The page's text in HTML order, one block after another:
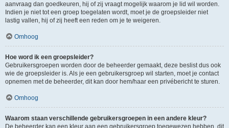
aanvraag dan goedkeuren, hij of zij vraagt mogelijk waarom je lid wil worden.
Indien je niet tot een groep toegelaten wordt, moet je de groepsleider niet
lastig vallen, hij of zij heeft een reden om je te weigeren.
Omhoog
Hoe word ik een groepsleider?
Gebruikersgroepen worden door de beheerder gemaakt, deze beslist dus ook
wie de groepsleider is. Als je een gebruikersgroep wil starten, moet je contact
opnemen met de beheerder, dit kan door hem/haar een privébericht te sturen.
Omhoog
Waarom staan verschillende gebruikersgroepen in een andere kleur?
De beheerder kan een kleur aan een gebruikersgroep toegewezen hebben, dit